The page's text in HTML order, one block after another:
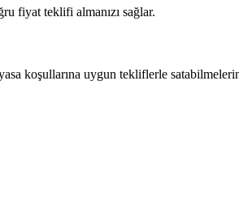
fiyat teklifi almanızı sağlar.
koşullarına uygun tekliflerle